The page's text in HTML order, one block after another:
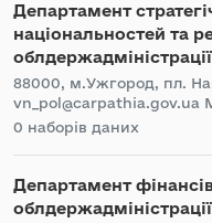
Департамент
національностей та
облдержадміністрації
88000, м.Ужгород, пл.
0 наборів даних
Департамент
облдержадміністрації